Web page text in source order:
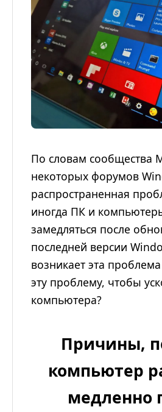
По словам сообщества
некоторых форумов
распространенная
иногда ПК и
замедляться после
последней версии
возникает эта
эту проблему, чтобы
компьютера?
Причины,
компьютер
медленно